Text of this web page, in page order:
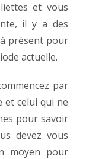
et vous
il y a des
présent pour
actuelle.
par
et celui qui ne
pour savoir
devez vous
moyen pour